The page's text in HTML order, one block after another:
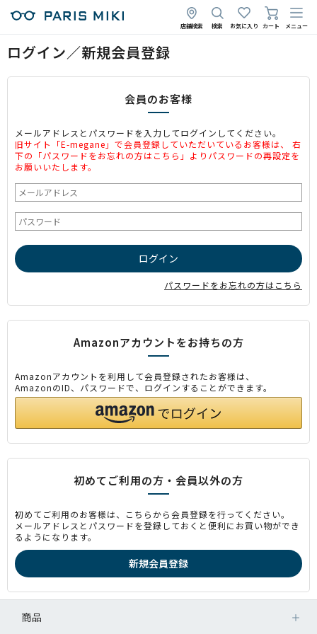
店舗検索 検索 お気に入り カート メニュー
ログイン／新規会員登録
会員のお客様
メールアドレスとパスワードを入力してログインしてください。
旧サイト「E-megane」で会員登録していただいているお客様は、 右
下の「パスワードをお忘れの方はこちら」よりパスワードの再設定を
お願いいたします。
パスワードをお忘れの方はこちら
Amazonアカウントをお持ちの方
Amazonアカウントを利用して会員登録されたお客様は、
AmazonのID、パスワードで、ログインすることができます。
初めてご利用の方・会員以外の方
初めてご利用のお客様は、こちらから会員登録を行ってください。
メールアドレスとパスワードを登録しておくと便利にお買い物ができ
るようになります。
商品